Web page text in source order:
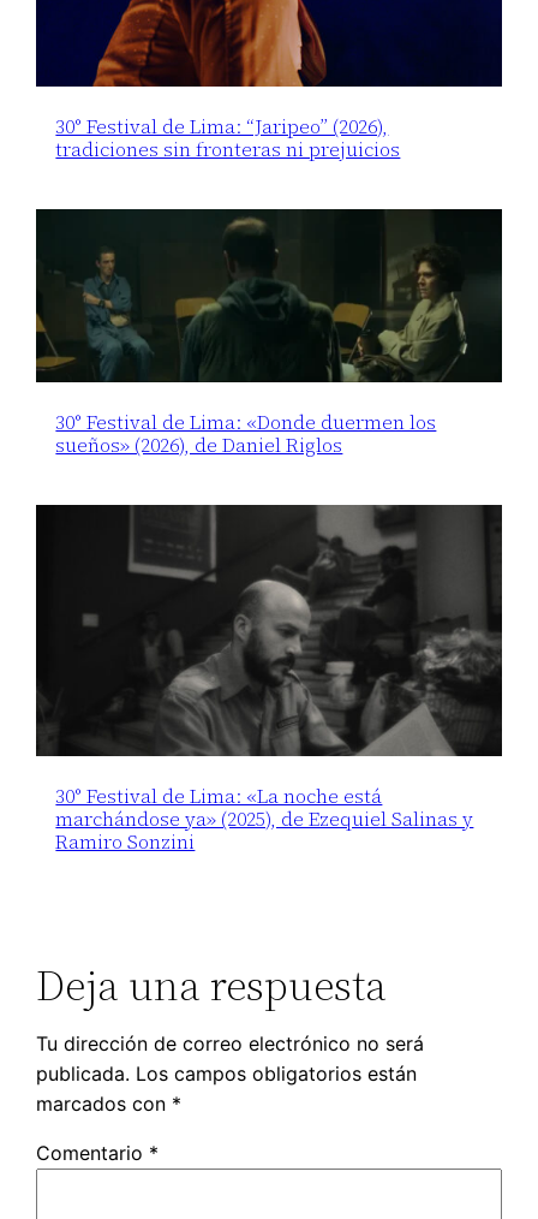
30° Festival de Lima: “Jaripeo” (2026),
tradiciones sin fronteras ni prejuicios
30° Festival de Lima: «Donde duermen los
sueños» (2026), de Daniel Riglos
30° Festival de Lima: «La noche está
marchándose ya» (2025), de Ezequiel Salinas y
Ramiro Sonzini
Deja una respuesta
Tu dirección de correo electrónico no será
publicada. Los campos obligatorios están
marcados con *
Comentario *